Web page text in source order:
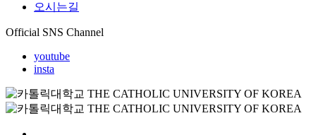
오시는길
Official SNS Channel
youtube
insta